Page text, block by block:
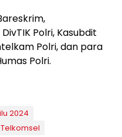
Polri, Kasubdit
Polri, dan para
Polri.
2024
Telkomsel